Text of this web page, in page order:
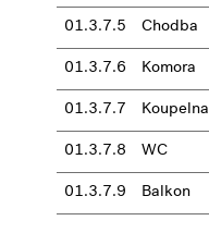
01.3.7.5 Chodba
01.3.7.6 Komora
01.3.7.7 Koupelna
01.3.7.8 WC
01.3.7.9 Balkon